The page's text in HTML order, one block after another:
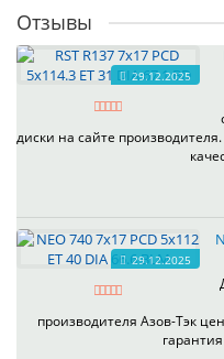
Отзывы
29.12.2025
диски на сайте
29.12.2025
производителя Азов-Тэк